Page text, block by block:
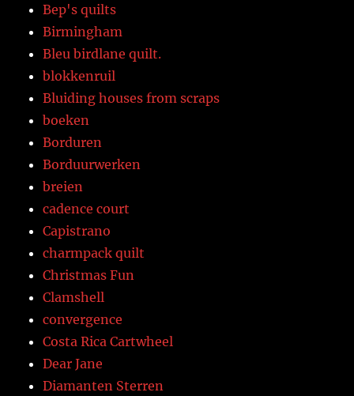
Bep's quilts
Birmingham
Bleu birdlane quilt.
blokkenruil
Bluiding houses from scraps
boeken
Borduren
Borduurwerken
breien
cadence court
Capistrano
charmpack quilt
Christmas Fun
Clamshell
convergence
Costa Rica Cartwheel
Dear Jane
Diamanten Sterren